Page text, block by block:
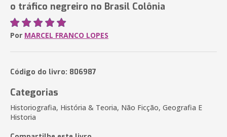
o tráfico negreiro no Brasil Colônia
Por MARCEL FRANCO LOPES
Código do livro: 806987
Categorias
Historiografia, História & Teoria, Não Ficção, Geografia E
Historia